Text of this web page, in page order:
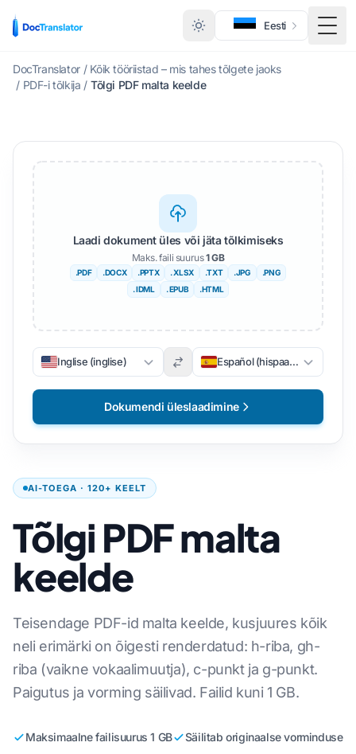
Eesti
DocTranslator / Kõik tööriistad – mis tahes tõlgete jaoks
/ PDF-i tõlkija / Tõlgi PDF malta keelde
AI-TOEGA · 120+ KEELT
Tõlgi PDF malta
keelde
Teisendage PDF-id malta keelde, kusjuures kõik
neli erimärki on õigesti renderdatud: h-riba, gh-
riba (vaikne vokaalimuutja), c-punkt ja g-punkt.
Paigutus ja vorming säilivad. Failid kuni 1 GB.
Maksimaalne failisuurus 1 GB Säilitab originaalse vorminduse
Laadi dokument üles või jäta tõlkimiseks
Maks. faili suurus1 GB
.PDF .DOCX .PPTX . XLSX .TXT .JPG
.PNG
. IDML
. EPUB .HTML
Inglise (inglise) Español (hispaania)
Dokumendi üleslaadimine